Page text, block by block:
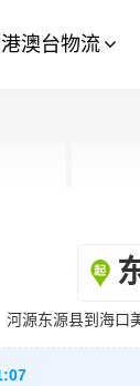
港澳台物流
河源东源县到海口